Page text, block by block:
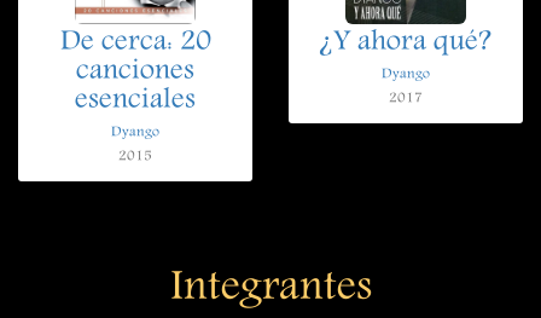
De cerca: 20
canciones
esenciales
Dyango
2015
¿Y ahora qué?
Dyango
2017
Integrantes